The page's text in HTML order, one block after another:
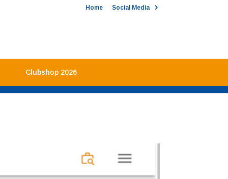
Home Social Media
Clubshop 2026